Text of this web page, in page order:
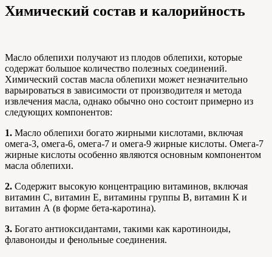
Химический состав и калорийность
Масло облепихи получают из плодов облепихи, которые
содержат большое количество полезных соединений.
Химический состав масла облепихи может незначительно
варьироваться в зависимости от производителя и метода
извлечения масла, однако обычно оно состоит примерно из
следующих компонентов:
1. Масло облепихи богато жирными кислотами, включая
омега-3, омега-6, омега-7 и омега-9 жирные кислоты. Омега-7
жирные кислоты особенно являются основным компонентом
масла облепихи.
2. Содержит высокую концентрацию витаминов, включая
витамин С, витамин Е, витамины группы В, витамин К и
витамин А (в форме бета-каротина).
3. Богато антиоксидантами, такими как каротиноиды,
флавоноиды и фенольные соединения.